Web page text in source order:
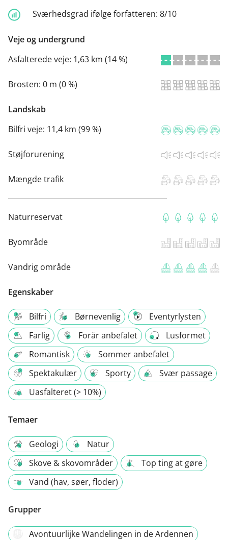
Sværhedsgrad ifølge forfatteren: 8/10
Veje og undergrund
Asfalterede veje: 1,63 km (14 %)
Brosten: 0 m (0 %)
Landskab
Bilfri veje: 11,4 km (99 %)
Støjforurening
Mængde trafik
Naturreservat
Byområde
Vandrig område
Egenskaber
Bilfri Børnevenlig
Eventyrlysten
Farlig
Forår anbefalet
Lusformet
Romantisk
Sommer anbefalet
Spektakulær
Sporty
Svær passage
Uasfalteret (> 10%)
Temaer
Geologi
Natur
Skove & skovområder
Top ting at gøre
Vand (hav, søer, floder)
Grupper
Avontuurlijke Wandelingen in de Ardennen